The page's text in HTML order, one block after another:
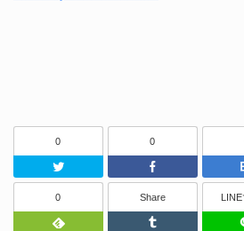
0
Twitter
0
0
Feedly
Share